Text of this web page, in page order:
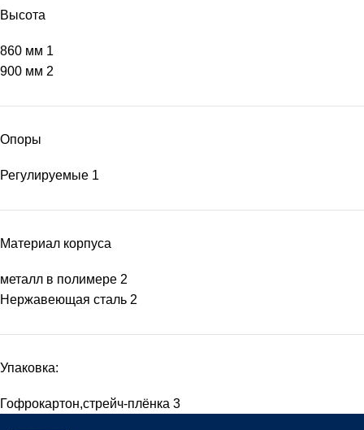
Высота
860 мм 1
900 мм 2
Опоры
Регулируемые 1
Материал корпуса
металл в полимере 2
Нержавеющая сталь 2
Упаковка:
Гофрокартон,стрейч-плёнка 3